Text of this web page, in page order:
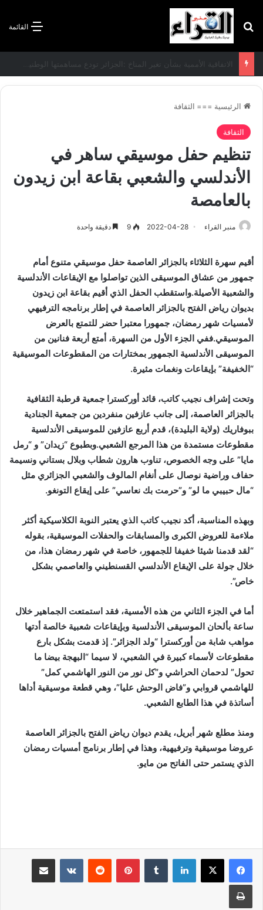
القائمة بحث عن
الرئيسية === الثقافة
الثقافة
تنظيم حفل موسيقي ساهر في
الأندلسي والشعبي بقاعة ابن زيدون
بالعامصة
منبر القراء 2022-04-28
9 دقيقة واحدة
أقيم سهرة الثلاثاء بالجزائر العاصمة حفل موسيقي متنوع أمام
جمهور من عشاق الموسيقى الذين تواصلوا مع الإيقاعات الأندلسية
والشعبية الأصيلة.واستقطب الحفل الذي أقيم بقاعة ابن زيدون
بديوان رياض الفتح بالجزائر العاصمة في إطار برنامجه الترفيهي
لأمسيات شهر رمضان، جمهورا معتبرا حضر للتمتع بالعرض
الموسيقي.ففي الجزء الأول من السهرة، أمتع أربعة فنانين من
الموسيقى الأندلسية الجمهور بمختارات من المقطوعات الموسيقية
“الخفيفة” بإيقاعات ونغمات مثيرة.
وتحت إشراف نجيب كاتب، قائد أوركسترا جمعية قرطبة الثقافية
بالجزائر العاصمة، إلى جانب عازفين منفردين من جمعية الجنادية
ببوفاريك (ولاية البليدة)، قدم أربع عازفين للموسيقى الأندلسية
مقطوعات مستمدة من هذا المرجع الشعبي.وبطبوع “زيدان” و “رمل
مايا” على وجه الخصوص، تناوب هارون شطاب وبلال بستاني ونسيمة
حفاف وراضية نوصال على أنغام المالوف والشعبي الجزائري مثل
“مال حبيبي ما لو” و”حرمت بك نعاسي” على إيقاع التونغو.
وبهذه المناسبة، أكد نجيب كاتب الذي يعتبر النوبة الكلاسيكية أكثر
ملاءمة للعروض الكبرى والمسابقات والحفلات الموسيقية، بقوله
“لقد قدمنا شيئا خفيفا للجمهور، خاصة في شهر رمضان هذا، من
خلال جولة على الإيقاع الأندلسي القسنطيني والعاصمي بشكل
خاص”.
أما في الجزء الثاني من هذه الأمسية، فقد استمتعت الجماهير خلال
ساعة بألحان الموسيقى الأندلسية وبإيقاعات شعبية خالصة أدتها
مواهب شابة من أوركسترا “ولد الجزائر”. إذ قدمت بشكل بارع
مقطوعات لأسماء كبيرة في الشعبي، لا سيما “البهجة بيضا ما
تحول” لدحمان الحراشي و”كل نور من النور الهاشمي كمل”
للهاشمي قروابي و”فاض الوحش عليا”، وهي قطعة موسيقية أداها
أساتذة في هذا الطابع الشعبي.
ومنذ مطلع شهر أبريل، يقدم ديوان رياض الفتح بالجزائر العاصمة
عروضا موسيقية وترفيهية، وهذا في إطار برنامج أمسيات رمضان
الذي يستمر حتى الفاتح من مايو.
لينكدإن بينتيريست
طباعة